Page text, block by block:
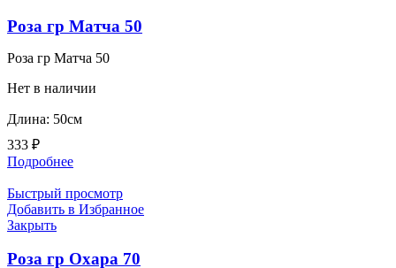
Роза гр Матча 50
Роза гр Матча 50
Нет в наличии
Длина: 50см
333 ₽
Подробнее
Быстрый просмотр
Добавить в Избранное
Закрыть
Роза гр Охара 70